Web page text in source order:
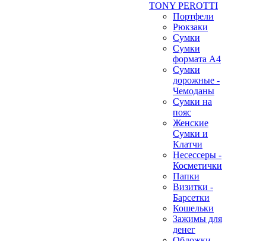
TONY PEROTTI
Портфели
Рюкзаки
Сумки
Сумки
формата А4
Сумки
дорожные -
Чемоданы
Сумки на
пояс
Женские
Сумки и
Клатчи
Несессеры -
Косметички
Папки
Визитки -
Барсетки
Кошельки
Зажимы для
денег